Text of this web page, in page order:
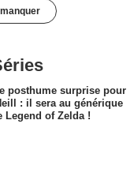
posthume surprise pour
: il sera au générique
Legend of Zelda !